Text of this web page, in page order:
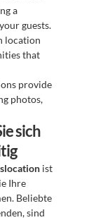
a
guests.
location
that
provide
photos,
sich
ist
Ihre
Beliebte
sind